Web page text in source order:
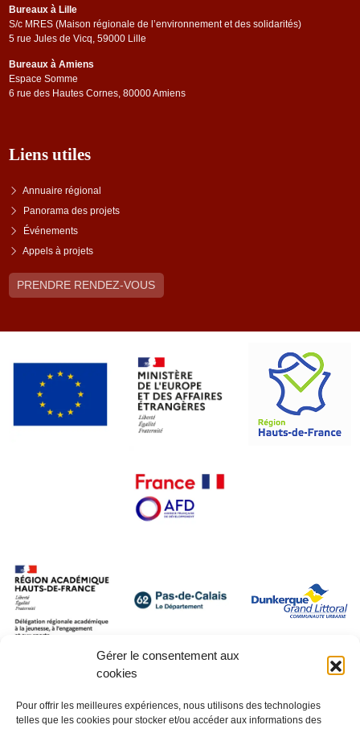
Gérer le consentement aux
cookies
Pour offrir les meilleures expériences, nous utilisons des technologies
telles que les cookies pour stocker et/ou accéder aux informations des
Bureaux à Lille
S/c MRES (Maison régionale de l’environnement et des solidarités)
5 rue Jules de Vicq, 59000 Lille
Bureaux à Amiens
Espace Somme
6 rue des Hautes Cornes, 80000 Amiens
Liens utiles
Annuaire régional
Panorama des projets
Événements
Appels à projets
PRENDRE RENDEZ-VOUS